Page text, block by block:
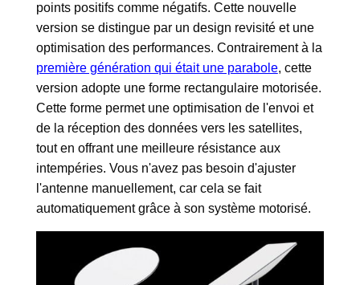
points positifs comme négatifs. Cette nouvelle
version se distingue par un design revisité et une
optimisation des performances. Contrairement à la
première génération qui était une parabole, cette
version adopte une forme rectangulaire motorisée.
Cette forme permet une optimisation de l'envoi et
de la réception des données vers les satellites,
tout en offrant une meilleure résistance aux
intempéries. Vous n'avez pas besoin d'ajuster
l'antenne manuellement, car cela se fait
automatiquement grâce à son système motorisé.